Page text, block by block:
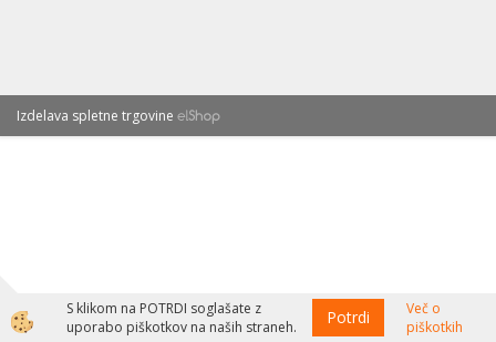
Izdelava spletne trgovine
S klikom na POTRDI soglašate z
uporabo piškotkov na naših straneh.
Potrdi
Več o
piškotkih